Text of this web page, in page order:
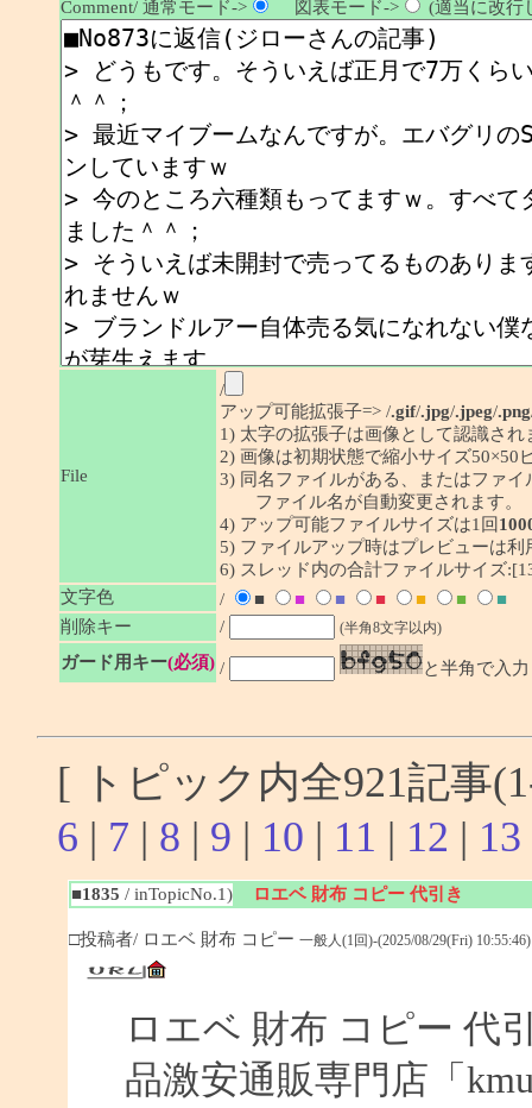
Comment/ 通常モード->
図表モード-> (適当に改行
File
/
アップ可能拡張子=> /.gif/.jpg/.jpeg/.png
1) 太字の拡張子は画像として認識され
2) 画像は初期状態で縮小サイズ50×50
3) 同名ファイルがある、またはファ
ファイル名が自動変更されます。
4) アップ可能ファイルサイズは1回
5) ファイルアップ時はプレビューは利
6) スレッド内の合計ファイルサイズ
文字色
/ ■ ■ ■ ■ ■ ■
■
削除キー
/ (半角8文字以内)
ガード用キー(必須) / と半角で入力
[ トピック内全921記
6 | 7 | 8 | 9 | 10 | 11 | 12 | 13
■1835 / inTopicNo.1) ロエベ 財布 コピー 代引き
□投稿者/ ロエベ 財布 コピー 一般人(1回)-(2025/08/29(Fri) 10:55:46)
ロエベ 財布 コピー 代
品激安通販専門店「